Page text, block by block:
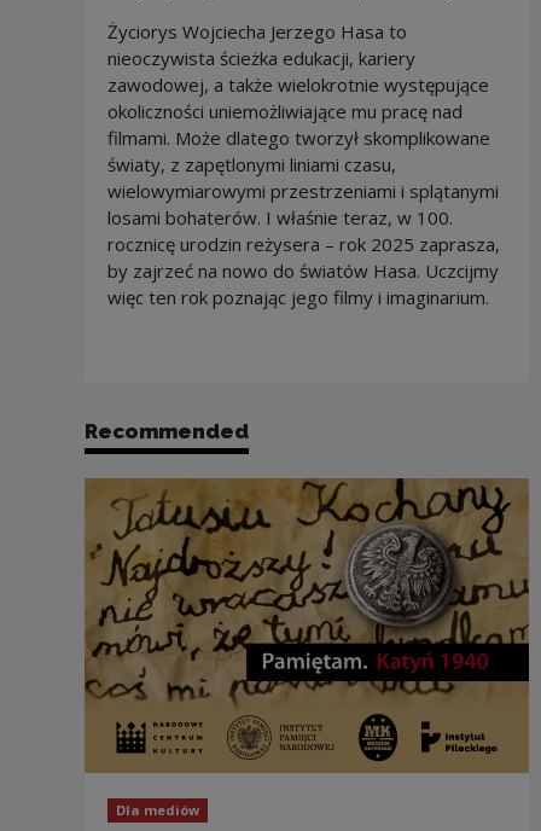
Życiorys Wojciecha Jerzego Hasa to
nieoczywista ścieżka edukacji, kariery
zawodowej, a także wielokrotnie występujące
okoliczności uniemożliwiające mu pracę nad
filmami. Może dlatego tworzył skomplikowane
światy, z zapętlonymi liniami czasu,
wielowymiarowymi przestrzeniami i splątanymi
losami bohaterów. I właśnie teraz, w 100.
rocznicę urodzin reżysera – rok 2025 zaprasza,
by zajrzeć na nowo do światów Hasa. Uczcijmy
więc ten rok poznając jego filmy i imaginarium.
Recommended
Dla mediów